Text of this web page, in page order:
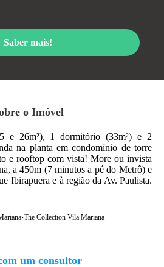
o Imóvel
e 26m²), 1 dormitório (33m²) e 2
na planta em condomínio de torre
e rooftop com vista! More ou invista
a 450m (7 minutos a pé do Metrô) e
Ibirapuera e à região da Av. Paulista.
›The Collection Vila Mariana
Saber mais!
um consultor